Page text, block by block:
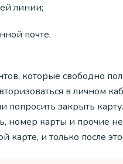
линии;
почте.
которые свободно
в личном
попросить закрыть
номер карты и прочие
карте, и только после